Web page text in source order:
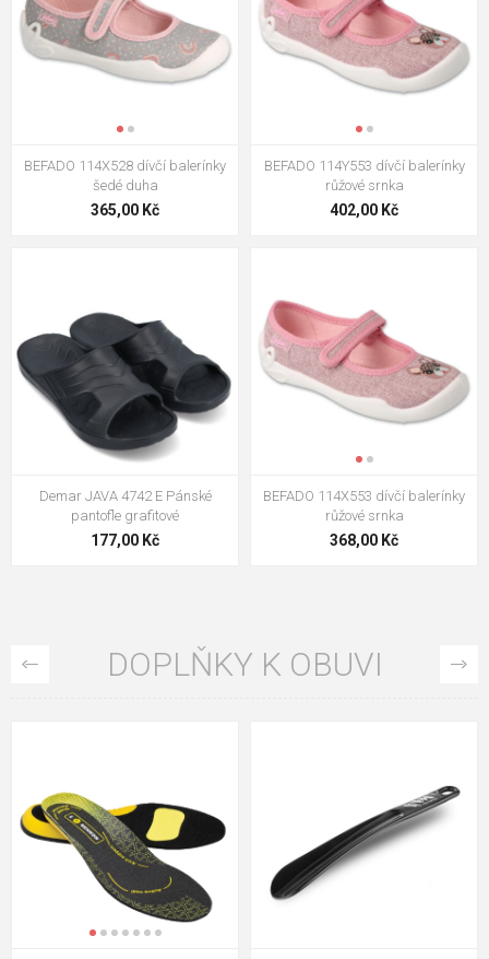
BEFADO 114X528 dívčí balerínky
šedé duha
365,00 Kč
BEFADO 114Y553 dívčí balerínky
růžové srnka
402,00 Kč
Demar JAVA 4742 E Pánské
pantofle grafitové
177,00 Kč
BEFADO 114X553 dívčí balerínky
růžové srnka
368,00 Kč
DOPLŇKY K OBUVI